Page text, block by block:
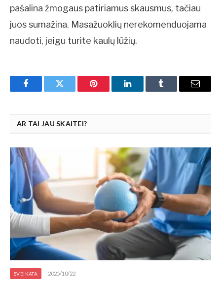
pašalina žmogaus patiriamus skausmus, tačiau
juos sumažina. Masažuoklių nerekomenduojama
naudoti, jeigu turite kaulų lūžių.
FacebookTwitter Pinterest LinkedInTumblr Email
AR TAI JAU SKAITEI?
SVEIKATA 2025/10/22